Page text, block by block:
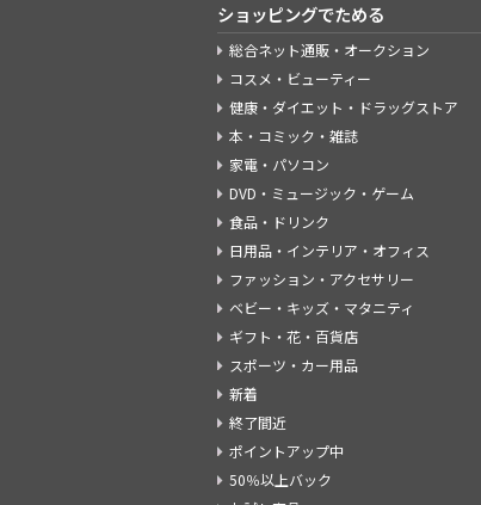
ショッピングでためる
総合ネット通販・オークション
コスメ・ビューティー
健康・ダイエット・ドラッグストア
本・コミック・雑誌
家電・パソコン
DVD・ミュージック・ゲーム
食品・ドリンク
日用品・インテリア・オフィス
ファッション・アクセサリー
ベビー・キッズ・マタニティ
ギフト・花・百貨店
スポーツ・カー用品
新着
終了間近
ポイントアップ中
50％以上バック